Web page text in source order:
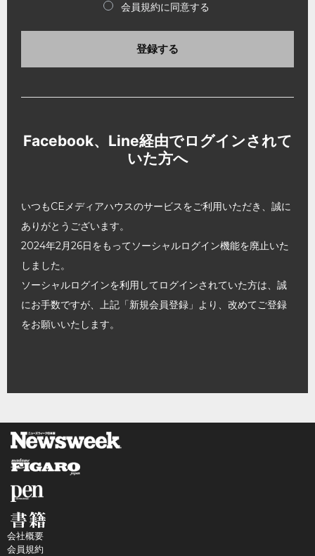
会員規約に同意する
登録する
Facebook、Line経由でログインされて
いた方へ
いつもCEメディアハウスのサービスをご利用いただき、誠に
ありがとうございます。
2024年2月26日をもってソーシャルログイン機能を廃止いた
しました。
ソーシャルログインを利用してログインされていた方は、誠
にお手数ですが、上記「新規会員登録」より、改めてご登録
をお願いいたします。
会社概要
会員規約